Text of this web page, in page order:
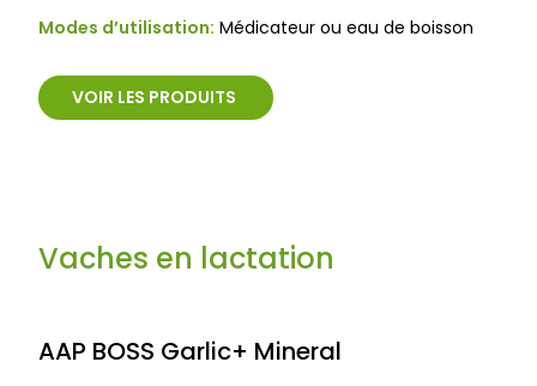
Modes d’utilisation: Médicateur ou eau de boisson
VOIR LES PRODUITS
Vaches en lactation
AAP BOSS Garlic+ Mineral